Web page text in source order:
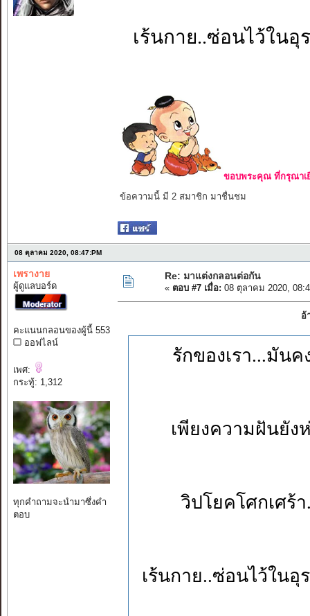
เร้นกาย..ซ่อน
ขอบพระคุณ ที่กรุณาเ
ข้อความนี้ มี 2 สมาชิก มาชื่นชม
08 ตุลาคม 2020, 08:47:PM
เพรางาย
ผู้ดูแลบอร์ด
คะแนนกลอนของผู้นี้ 553
ออฟไลน์
เพศ:
กระทู้: 1,312
ทุกคำถามจะนำมาซึ่งคำ
ตอบ
Re: มาแต่งกลอนต่อกัน
« ตอบ #7 เมื่อ: 08 ตุลาคม 2020,
อ้
รักของเรา...มัน
เพียงความฝั
วิปโยคโศกเศ
เร้นกาย..ซ่อน